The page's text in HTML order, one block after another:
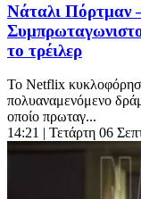
Νάταλι Πόρτμαν
το τρέιλερ
Το Netflix
πολυαναμενόμενο
οποίο πρωταγ...
14:21 | Τετάρτη 06